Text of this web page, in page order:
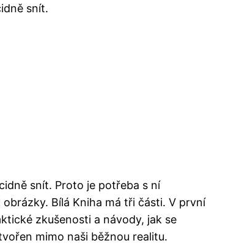
snít.
snít. Proto je potřeba s ní
Bílá Kniha má tři části. V první
zkušenosti a návody, jak se
mimo naši běžnou realitu.